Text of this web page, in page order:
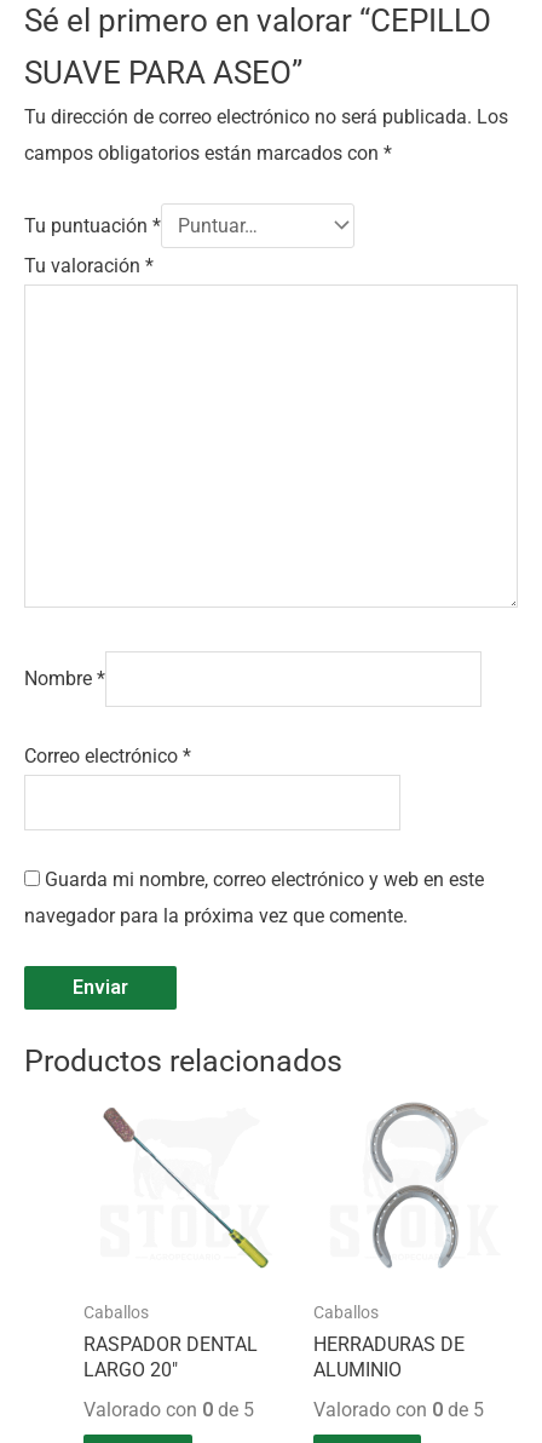
Sé el primero en valorar “CEPILLO
SUAVE PARA ASEO”
Tu dirección de correo electrónico no será publicada. Los
campos obligatorios están marcados con *
Tu puntuación *
Tu valoración *
Nombre *
Correo electrónico *
Guarda mi nombre, correo electrónico y web en este
navegador para la próxima vez que comente.
Productos relacionados
Caballos
RASPADOR DENTAL
LARGO 20″
Valorado con 0 de 5
Caballos
HERRADURAS DE
ALUMINIO
Valorado con 0de 5